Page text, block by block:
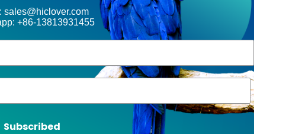
sales@hiclover.com
+86-13813931455
Subscribed